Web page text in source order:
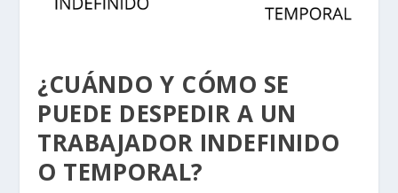
¿CUÁNDO Y CÓMO SE
PUEDE DESPEDIR A UN
TRABAJADOR INDEFINIDO
O TEMPORAL?